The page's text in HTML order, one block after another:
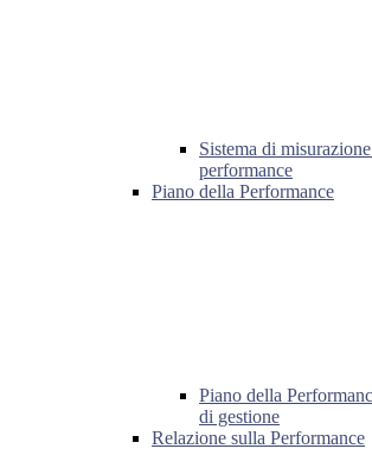
Sistema di
performance
Piano della Performance
Piano della
di gestione
Relazione sulla Performance